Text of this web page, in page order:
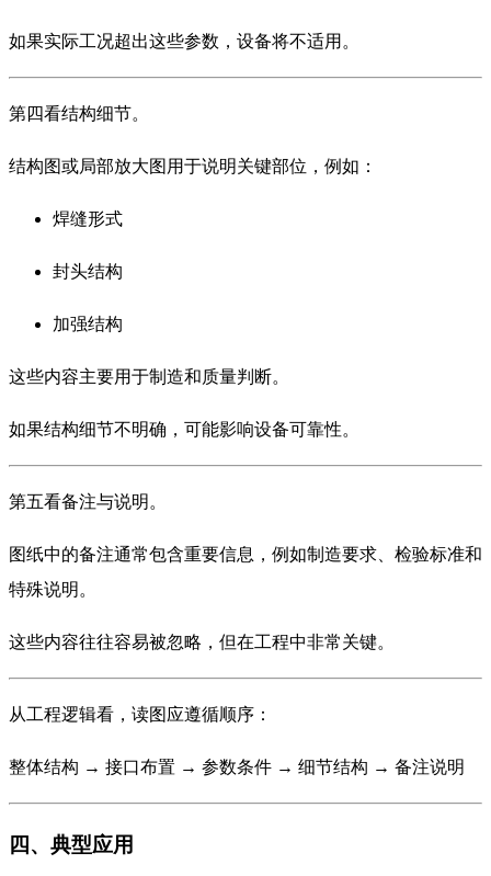
如果实际工况超出这些参数，设备将不适用。
第四看结构细节。
结构图或局部放大图用于说明关键部位，例如：
焊缝形式
封头结构
加强结构
这些内容主要用于制造和质量判断。
如果结构细节不明确，可能影响设备可靠性。
第五看备注与说明。
图纸中的备注通常包含重要信息，例如制造要求、检验标准和
特殊说明。
这些内容往往容易被忽略，但在工程中非常关键。
从工程逻辑看，读图应遵循顺序：
整体结构 → 接口布置 → 参数条件 → 细节结构 → 备注说明
四、典型应用